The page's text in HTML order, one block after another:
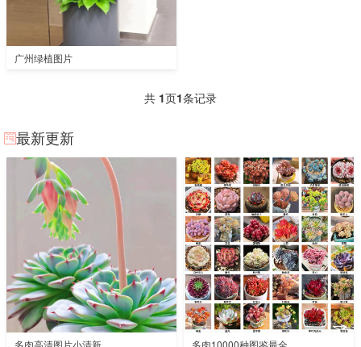
广州绿植图片
共 1页1条记录
最新更新
多肉高清图片小清新 多肉10000种图鉴最全